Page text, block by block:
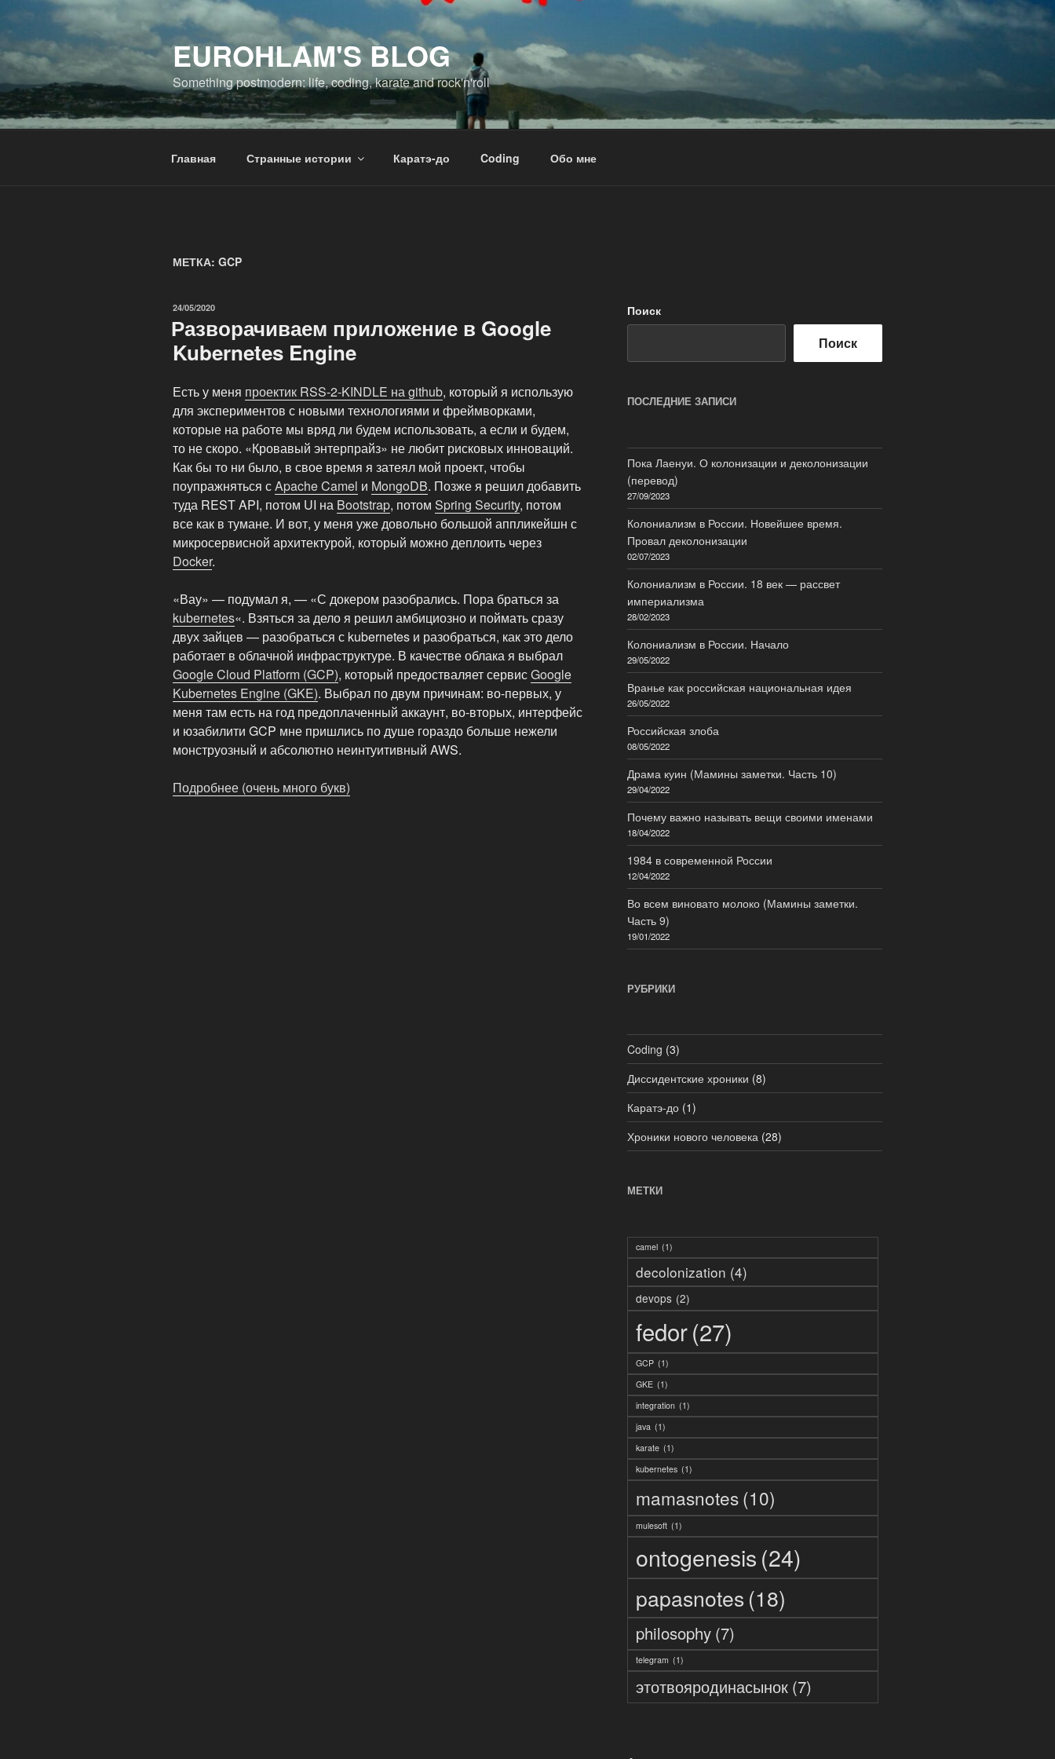
содержимому
EUROHLAM'S BLOG
Something postmodern: life, coding, karate and rock'n'roll
Главная Странные истории Каратэ-до Coding Обо мне
МЕТКА: GCP
ОПУБЛИКОВАНО
24/05/2020
Разворачиваем приложение в Google
Kubernetes Engine
Есть у меня проектик RSS-2-KINDLE на github, который я использую
для экспериментов с новыми технологиями и фреймворками,
которые на работе мы вряд ли будем использовать, а если и будем,
то не скоро. «Кровавый энтерпрайз» не любит рисковых инноваций.
Как бы то ни было, в свое время я затеял мой проект, чтобы
поупражняться сApache Camel и MongoDB. Позже я решил добавить
туда REST API, потом UI на Bootstrap, потом Spring Security, потом
все как в тумане. И вот, у меня уже довольно большой аппликейшн с
микросервисной архитектурой, который можно деплоить через
Docker.
«Вау» — подумал я, — «С докером разобрались. Пора браться за
kubernetes«. Взяться за дело я решил амбициозно и поймать сразу
двух зайцев — разобраться с kubernetes и разобраться, как это дело
работает в облачной инфраструктуре. В качестве облака я выбрал
Google Cloud Platform (GCP), который предостваляет сервисGoogle
Kubernetes Engine (GKE). Выбрал по двум причинам: во-первых, у
меня там есть на год предоплаченный аккаунт, во-вторых, интерфейс
и юзабилити GCP мне пришлись по душе гораздо больше нежели
монструозный и абсолютно неинтуитивный AWS.
Подробнее (очень много букв)
Поиск
Поиск
ПОСЛЕДНИЕ ЗАПИСИ
Пока Лаенуи. О колонизации и деколонизации
(перевод)
27/09/2023
Колониализм в России. Новейшее время.
Провал деколонизации
02/07/2023
Колониализм в России. 18 век — рассвет
империализма
28/02/2023
Колониализм в России. Начало
29/05/2022
Вранье как российская национальная идея
26/05/2022
Российская злоба
08/05/2022
Драма куин (Мамины заметки. Часть 10)
29/04/2022
Почему важно называть вещи своими именами
18/04/2022
1984 в современной России
12/04/2022
Во всем виновато молоко (Мамины заметки.
Часть 9)
19/01/2022
РУБРИКИ
Coding (3)
Диссидентские хроники (8)
Каратэ-до(1)
Хроники нового человека(28)
МЕТКИ
camel (1)
decolonization (4)
devops (2)
fedor(27)
GCP (1)
GKE (1)
integration (1)
java (1)
karate (1)
kubernetes (1)
mamasnotes (10)
mulesoft (1)
ontogenesis(24)
papasnotes (18)
philosophy (7)
telegram (1)
этотвояродинасынок (7)